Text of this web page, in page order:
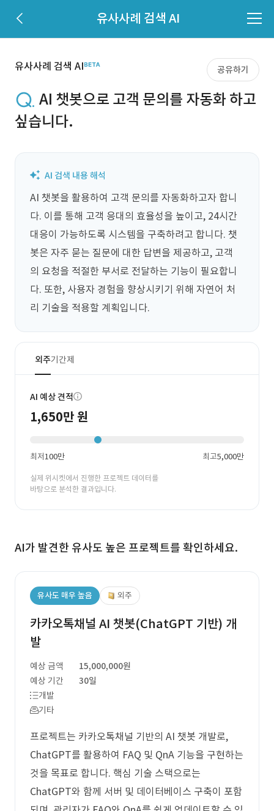
유사사례 검색 AI
유사사례 검색 AI 공유하기
AI 챗봇으로 고객 문의를 자동화 하고
싶습니다.
AI 챗봇을 활용하여 고객 문의를 자동화하고자 합니
다. 이를 통해 고객 응대의 효율성을 높이고, 24시간
대응이 가능하도록 시스템을 구축하려고 합니다. 챗
봇은 자주 묻는 질문에 대한 답변을 제공하고, 고객
의 요청을 적절한 부서로 전달하는 기능이 필요합니
다. 또한, 사용자 경험을 향상시키기 위해 자연어 처
리 기술을 적용할 계획입니다.
외주기간제
AI 예상 견적
1,650만 원
최저100만 최고5,000만
실제 위시켓에서 진행한 프로젝트 데이터를
바탕으로 분석한 결과입니다.
AI가 발견한 유사도 높은 프로젝트를 확인하세요.
유사도 매우 높음 외주
카카오톡채널 AI 챗봇(ChatGPT 기반) 개
발
예상 금액
15,000,000원
예상 기간
30일
개발
기타
프로젝트는 카카오톡채널 기반의 AI 챗봇 개발로,
ChatGPT를 활용하여 FAQ 및 QnA 기능을 구현하는
것을 목표로 합니다. 핵심 기술 스택으로는
ChatGPT와 함께 서버 및 데이터베이스 구축이 포함